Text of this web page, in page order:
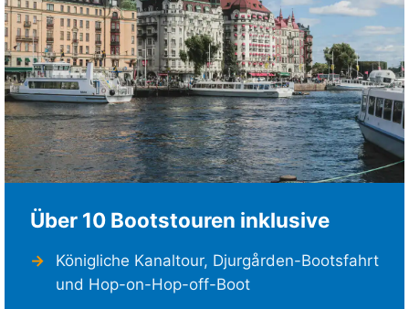
Über 10 Bootstouren inklusive
Königliche Kanaltour, Djurgården-Bootsfahrt
und Hop-on-Hop-off-Boot